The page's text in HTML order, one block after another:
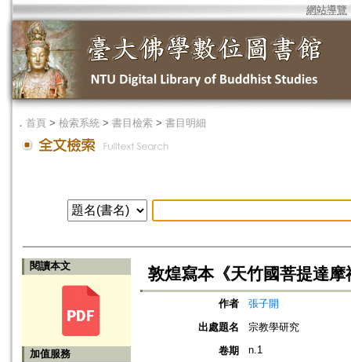
網站導覽
． 首頁 > 檢索系統 > 書目檢索 > 書目明細
閱讀本文
加值服務
敦煌寫本《天竹國菩提達
作者
張子開
出處題名
宗教學研究
卷期
n.1